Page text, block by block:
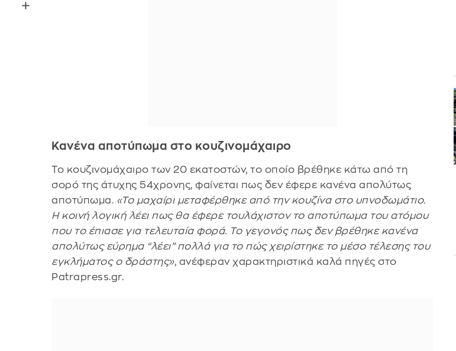
Κανένα αποτύπωμα στο κουζινομάχαιρο
Το κουζινομάχαιρο των 20 εκατοστών, το οποίο βρέθηκε κάτω από τη
σορό της άτυχης 54χρονης, φαίνεται πως δεν έφερε κανένα απολύτως
αποτύπωμα. «Το μαχαίρι μεταφέρθηκε από την κουζίνα στο υπνοδωμάτιο.
Η κοινή λογική λέει πως θα έφερε τουλάχιστον το αποτύπωμα του ατόμου
που το έπιασε για τελευταία φορά. Το γεγονός πως δεν βρέθηκε κανένα
απολύτως εύρημα “λέει” πολλά για το πώς χειρίστηκε το μέσο τέλεσης του
εγκλήματος ο δράστης», ανέφεραν χαρακτηριστικά καλά πηγές στο
Patrapress.gr.